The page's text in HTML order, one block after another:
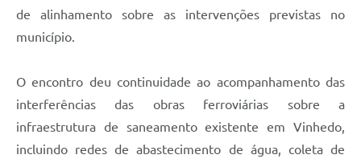
Links Úteis
de alinhamento sobre as intervenções previstas no
município.
O encontro deu continuidade ao acompanhamento das
interferências das obras ferroviárias sobre a
infraestrutura de saneamento existente em Vinhedo,
incluindo redes de abastecimento de água, coleta de